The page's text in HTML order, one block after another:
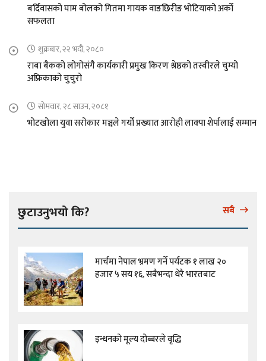
बर्दिवासको घाम बोलको गितमा गायक वाङछिरीङ भोटियाको अर्को
सफलता
शुक्रबार, २२ भदौ, २०८०
राबा बैकको लोगोसंगै कार्यकारी प्रमुख किरण श्रेष्ठको तस्वीरले चुम्यो
अफ्रिकाको चुचुरो
सोमवार, २८ साउन, २०८१
भोटखोला युवा सरोकार मञ्चले गर्यो प्रख्यात आरोही लाक्पा शेर्पालाई सम्मान
छुटाउनुभयो कि? सबै
मार्चमा नेपाल भ्रमण गर्ने पर्यटक १ लाख २०
हजार ५ सय १६, सबैभन्दा धेरै भारतबाट
इन्धनको मूल्य दोब्बरले वृद्धि